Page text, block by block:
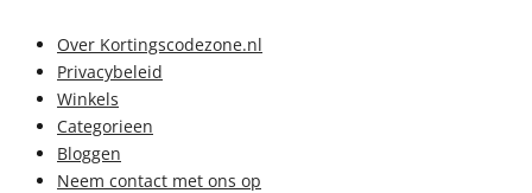
Over Kortingscodezone.nl
Privacybeleid
Winkels
Categorieen
Bloggen
Neem contact met ons op